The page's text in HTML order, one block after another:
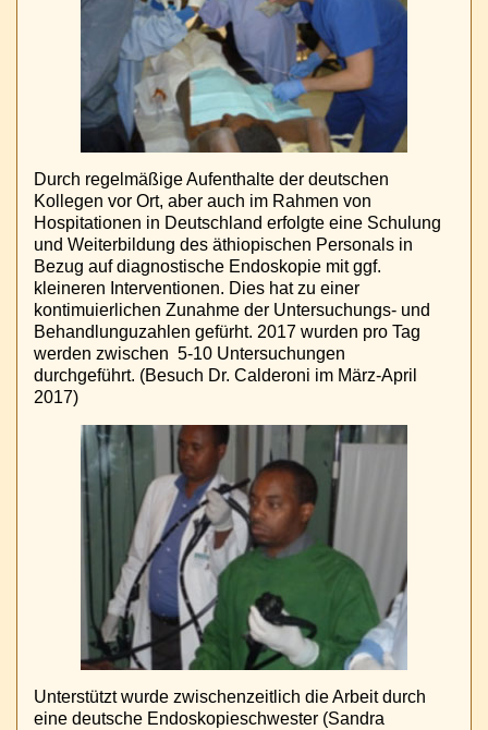
Durch regelmäßige Aufenthalte der deutschen
Kollegen vor Ort, aber auch im Rahmen von
Hospitationen in Deutschland erfolgte eine Schulung
und Weiterbildung des äthiopischen Personals in
Bezug auf diagnostische Endoskopie mit ggf.
kleineren Interventionen. Dies hat zu einer
kontimuierlichen Zunahme der Untersuchungs- und
Behandlunguzahlen gefürht. 2017 wurden pro Tag
werden zwischen 5-10 Untersuchungen
durchgeführt. (Besuch Dr. Calderoni im März-April
2017)
Unterstützt wurde zwischenzeitlich die Arbeit durch
eine deutsche Endoskopieschwester (Sandra